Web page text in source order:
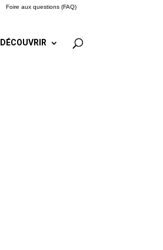
Foire aux questions (FAQ)
DÉCOUVRIR